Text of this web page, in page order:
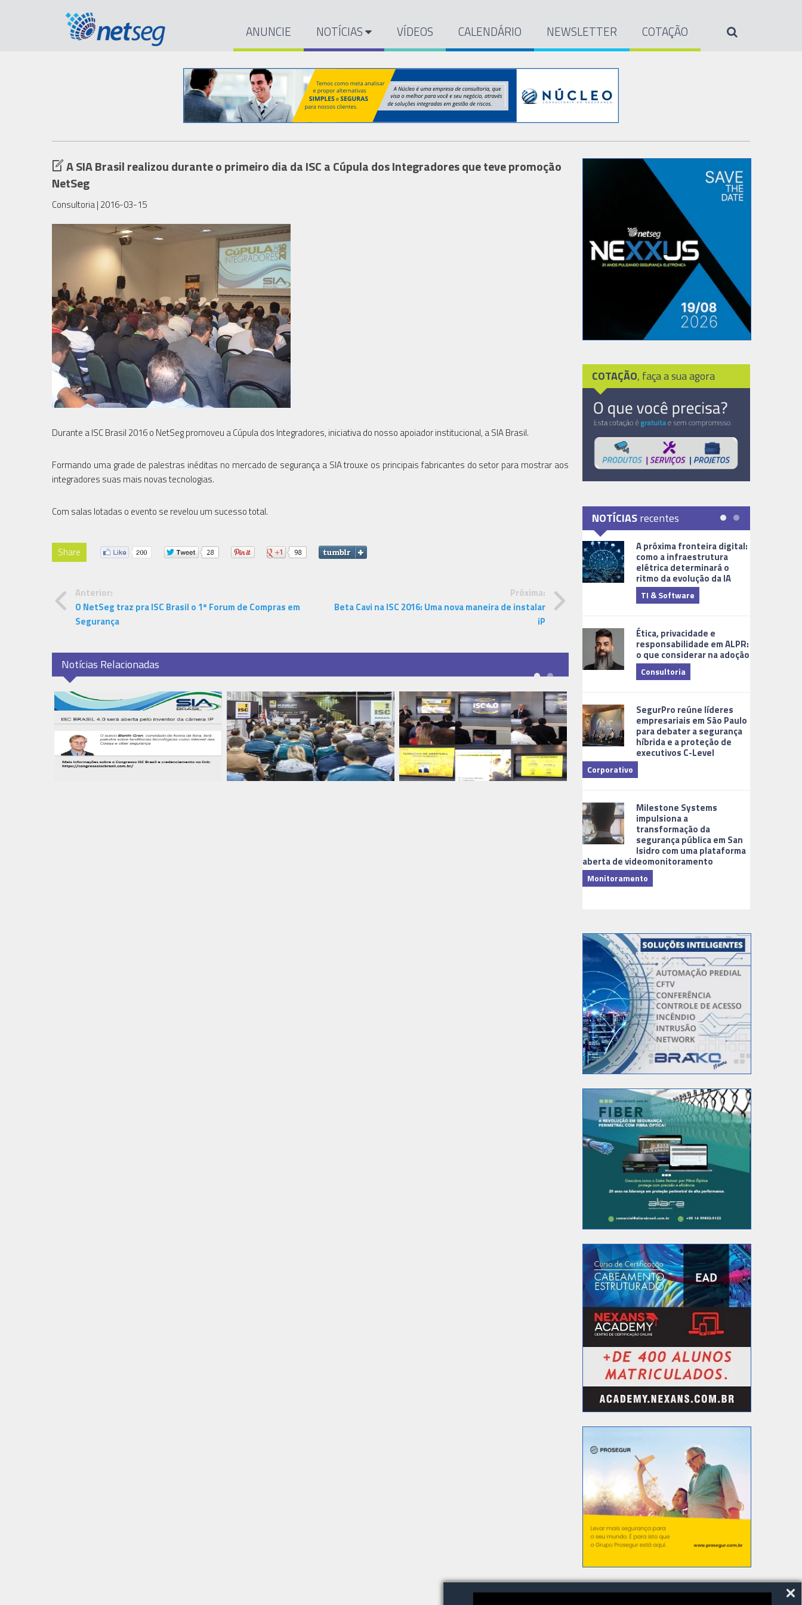
ANUNCIE NOTÍCIAS VÍDEOS CALENDÁRIO NEWSLETTER COTAÇÃO
A SIA Brasil realizou durante o primeiro dia da ISC a Cúpula dos Integradores que teve promoção
NetSeg
Consultoria| 2016-03-15
Durante a ISC Brasil 2016 o NetSeg promoveu a Cúpula dos Integradores, iniciativa do nosso apoiador institucional, a SIA Brasil.
Formando uma grade de palestras inéditas no mercado de segurança a SIA trouxe os principais fabricantes do setor para mostrar aos
integradores suas mais novas tecnologias.
Com salas lotadas o evento se revelou um sucesso total.
Share
Anterior:
O NetSeg traz pra ISC Brasil o 1º Forum de Compras em
Segurança
Próxima:
Beta Cavi na ISC 2016: Uma nova maneira de instalar
iP
Notícias Relacionadas
COTAÇÃO, faça a sua agora
NOTÍCIASrecentes
A próxima fronteira digital:
como a infraestrutura
elétrica determinará o
ritmo da evolução da IA
TI & Software
Ética, privacidade e
responsabilidade em ALPR:
o que considerar na adoção
Consultoria
SegurPro reúne líderes
empresariais em São Paulo
para debater a segurança
híbrida e a proteção de
executivos C-Level
Corporativo
Milestone Systems
impulsiona a
transformação da
segurança pública em San
Isidro com uma plataforma
aberta de videomonitoramento
Monitoramento